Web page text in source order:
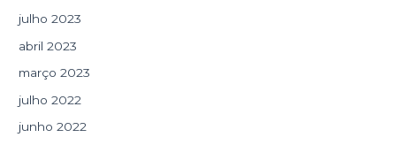
julho 2023
abril 2023
março 2023
julho 2022
junho 2022